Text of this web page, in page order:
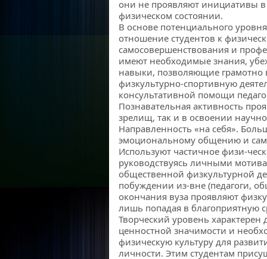
они не проявляют инициативы в
физическом состоянии.
В основе потенциального
отношение студентов к
самосовершенствования и
имеют необходимые знания,
навыки, позволяющие грамотно
физкультурно-спортивную
консультативной помощи
Познавательная активность
зрелищ, так и в освоении
Направленность «на себя».
эмоциональному общению и
Используют частичное физи-
руководствуясь личными
общественной физкультурной
побуждении из-вне (педагоги,
окончания вуза проявляют
лишь попадая в благоприятную
Творческий уровень
ценностной значимости и
физическую культуру для
личности. Этим студентам